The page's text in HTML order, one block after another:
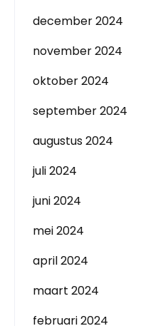
december 2024
november 2024
oktober 2024
september 2024
augustus 2024
juli 2024
juni 2024
mei 2024
april 2024
maart 2024
februari 2024